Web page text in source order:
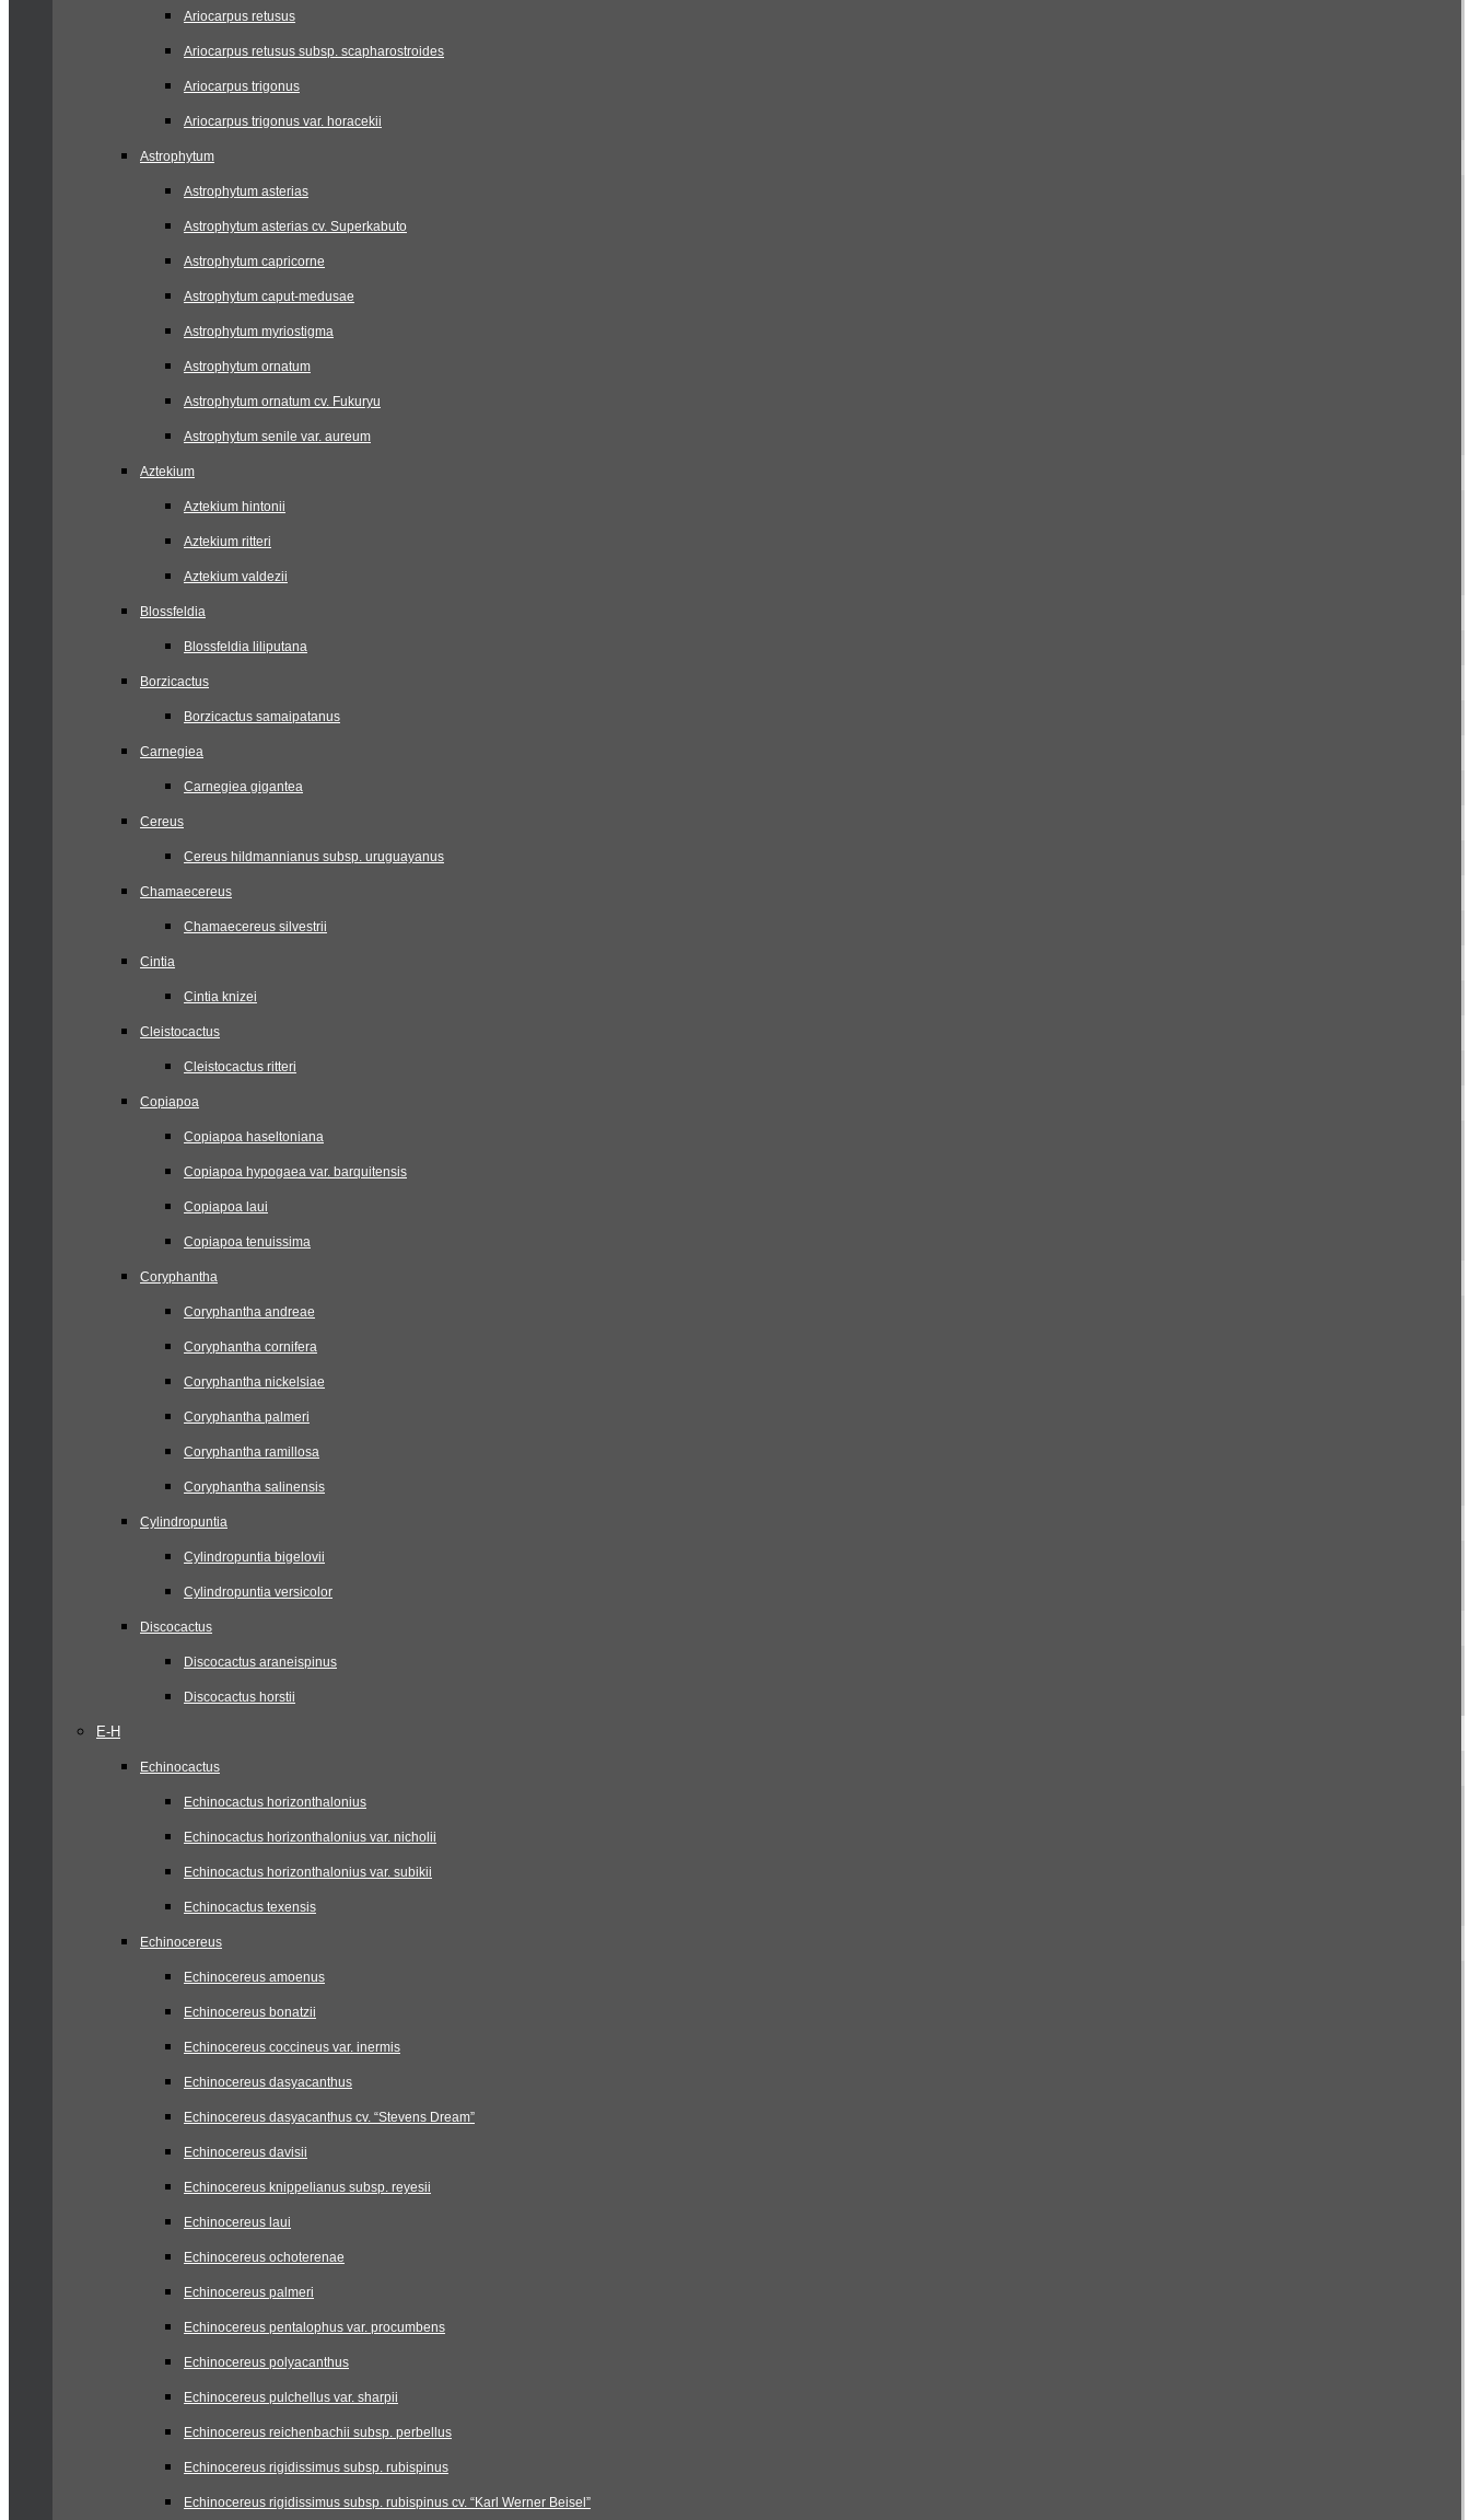
Ariocarpus retusus
Ariocarpus retusus subsp. scapharostroides
Ariocarpus trigonus
Ariocarpus trigonus var. horacekii
Astrophytum
Astrophytum asterias
Astrophytum asterias cv. Superkabuto
Astrophytum capricorne
Astrophytum caput-medusae
Astrophytum myriostigma
Astrophytum ornatum
Astrophytum ornatum cv. Fukuryu
Astrophytum senile var. aureum
Aztekium
Aztekium hintonii
Aztekium ritteri
Aztekium valdezii
Blossfeldia
Blossfeldia liliputana
Borzicactus
Borzicactus samaipatanus
Carnegiea
Carnegiea gigantea
Cereus
Cereus hildmannianus subsp. uruguayanus
Chamaecereus
Chamaecereus silvestrii
Cintia
Cintia knizei
Cleistocactus
Cleistocactus ritteri
Copiapoa
Copiapoa haseltoniana
Copiapoa hypogaea var. barquitensis
Copiapoa laui
Copiapoa tenuissima
Coryphantha
Coryphantha andreae
Coryphantha cornifera
Coryphantha nickelsiae
Coryphantha palmeri
Coryphantha ramillosa
Coryphantha salinensis
Cylindropuntia
Cylindropuntia bigelovii
Cylindropuntia versicolor
Discocactus
Discocactus araneispinus
Discocactus horstii
E-H
Echinocactus
Echinocactus horizonthalonius
Echinocactus horizonthalonius var. nicholii
Echinocactus horizonthalonius var. subikii
Echinocactus texensis
Echinocereus
Echinocereus amoenus
Echinocereus bonatzii
Echinocereus coccineus var. inermis
Echinocereus dasyacanthus
Echinocereus dasyacanthus cv. “Stevens Dream”
Echinocereus davisii
Echinocereus knippelianus subsp. reyesii
Echinocereus laui
Echinocereus ochoterenae
Echinocereus palmeri
Echinocereus pentalophus var. procumbens
Echinocereus polyacanthus
Echinocereus pulchellus var. sharpii
Echinocereus reichenbachii subsp. perbellus
Echinocereus rigidissimus subsp. rubispinus
Echinocereus rigidissimus subsp. rubispinus cv. “Karl Werner Beisel”